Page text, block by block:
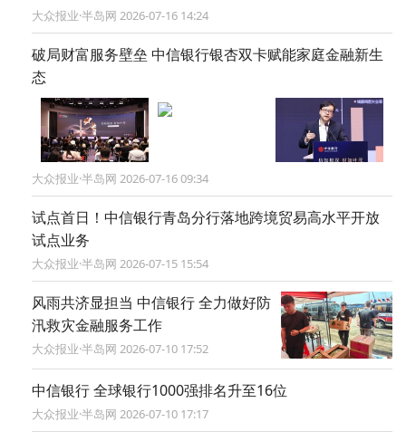
大众报业·半岛网 2026-07-16 14:24
破局财富服务壁垒 中信银行银杏双卡赋能家庭金融新生
态
大众报业·半岛网 2026-07-16 09:34
试点首日！中信银行青岛分行落地跨境贸易高水平开放
试点业务
大众报业·半岛网 2026-07-15 15:54
风雨共济显担当 中信银行 全力做好防
汛救灾金融服务工作
大众报业·半岛网 2026-07-10 17:52
中信银行 全球银行1000强排名升至16位
大众报业·半岛网 2026-07-10 17:17